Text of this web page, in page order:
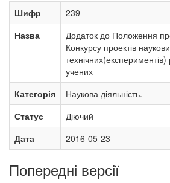
Шифр
239
Назва
Додаток до Положення
Конкурсу проектів
учених
Категорія
Наукова діяльність.
Статус
Діючий
Дата
2016-05-23
Попередні версії